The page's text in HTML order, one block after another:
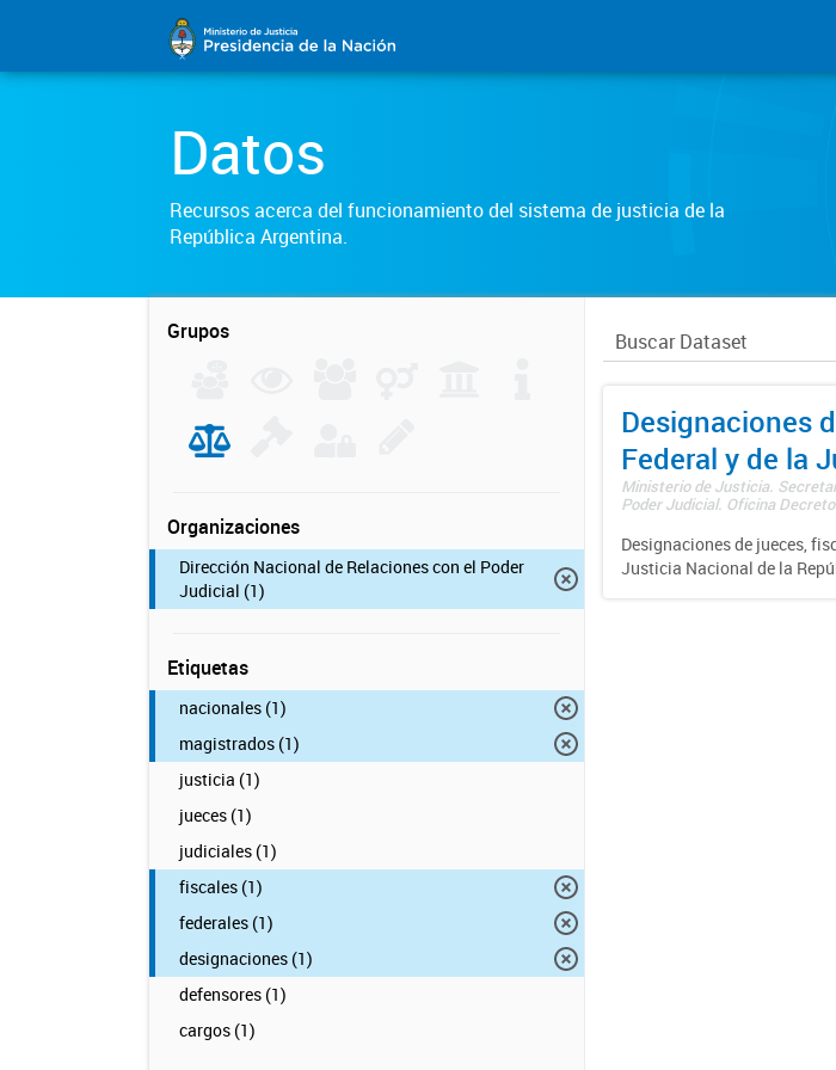
Datos
Recursos acerca del funcionamiento del sistema de justicia de la
República Argentina.
Grupos
Organizaciones
Dirección Nacional de Relaciones con el Poder
Judicial (1)
Etiquetas
nacionales (1)
magistrados (1)
justicia (1)
jueces (1)
judiciales (1)
fiscales (1)
federales (1)
designaciones (1)
defensores (1)
cargos (1)
Designaciones
Federal y de la
Ministerio de Justicia.
Poder Judicial. Oficina
Designaciones de jueces,
Justicia Nacional de la